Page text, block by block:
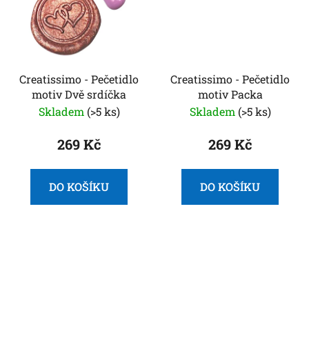
Creatissimo - Pečetidlo
motiv Dvě srdíčka
Skladem (>5 ks)
269 Kč
DO KOŠÍKU
Creatissimo - Pečetidlo
motiv Packa
Skladem (>5 ks)
269 Kč
DO KOŠÍKU